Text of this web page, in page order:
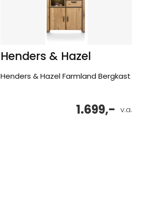
Henders & Hazel
Henders & Hazel Farmland Bergkast
v.a.
1.699,-